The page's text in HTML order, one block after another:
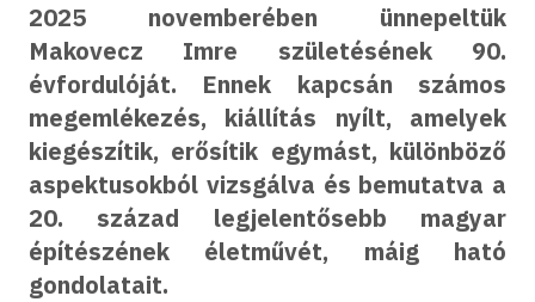
2025 novemberében ünnepeltük
Makovecz Imre születésének 90.
évfordulóját. Ennek kapcsán számos
megemlékezés, kiállítás nyílt, amelyek
kiegészítik, erősítik egymást, különböző
aspektusokból vizsgálva és bemutatva a
20. század legjelentősebb magyar
építészének életművét, máig ható
gondolatait.